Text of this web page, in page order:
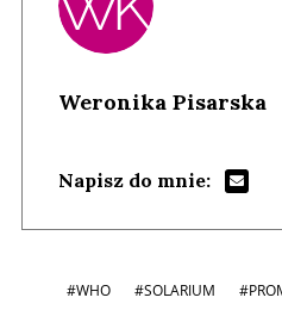
Weronika Pisarska
Napisz do mnie:
#WHO #SOLARIUM